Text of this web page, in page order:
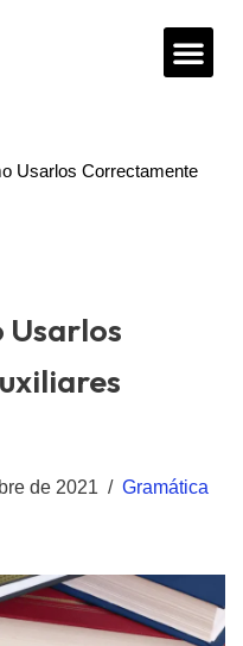
Usarlos Correctamente
Usarlos
de 2021 Gramática